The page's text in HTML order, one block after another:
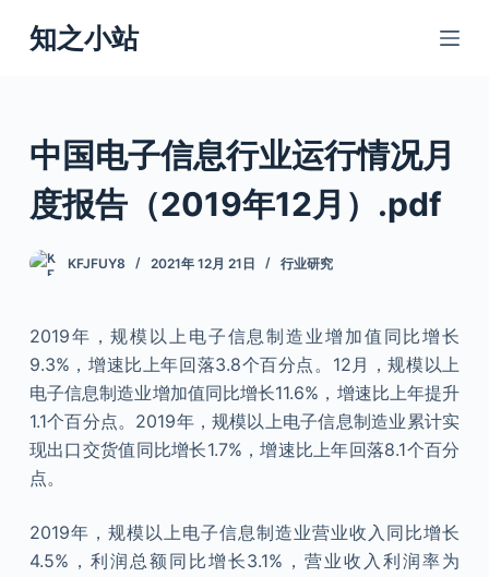
跳
过
知之小站
中国电子信息行业运行情况月
度报告（2019年12月）.pdf
KFJFUY8 2021年 12月 21日 行业研究
2019年，规模以上电子信息制造业增加值同比增长
9.3%，增速比上年回落3.8个百分点。12月，规模以上
电子信息制造业增加值同比增长11.6%，增速比上年提升
1.1个百分点。2019年，规模以上电子信息制造业累计实
现出口交货值同比增长1.7%，增速比上年回落8.1个百分
点。
2019年，规模以上电子信息制造业营业收入同比增长
4.5%，利润总额同比增长3.1%，营业收入利润率为